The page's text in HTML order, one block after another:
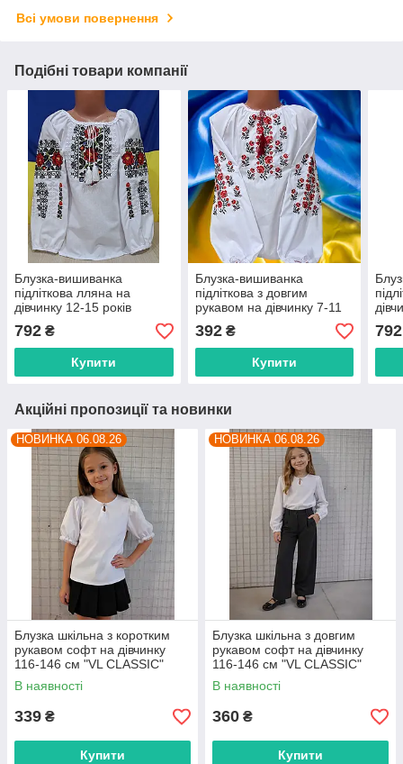
Всі умови повернення
Подібні товари компанії
Блузка-вишиванка
підліткова лляна на
дівчинку 12-15 років
"VYSHYVANKA"
недорогого від прямого
постачальника
792 ₴
Купити
Блузка-вишиванка
підліткова з довгим
рукавом на дівчинку 7-11
років "VYSHYVANKA"
недорогого від прямого
постачальника
392₴
Купити
792
Акційні пропозиції та новинки
НОВИНКА 06.08.26
Блузка шкільна з коротким
рукавом софт на дівчинку
116-146 см "VL CLASSIC"
недорого від прямого
постачальника
В наявності
339 ₴
Купити
НОВИНКА 06.08.26
Блузка шкільна з довгим
рукавом софт на дівчинку
116-146 см "VL CLASSIC"
недорого від прямого
постачальника
В наявності
360 ₴
Купити